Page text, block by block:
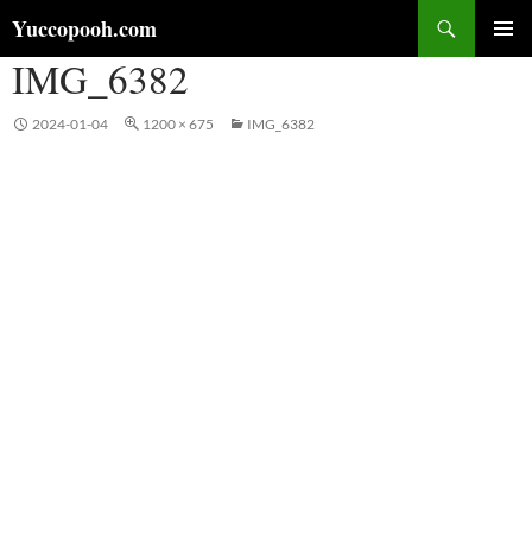
ン
テ
ン
ツ
Yuccopooh.com
索
IMG_6382
2024-01-04 1200 × 675 IMG_6382